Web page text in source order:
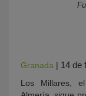
Granada | 14 de
Los Millares,